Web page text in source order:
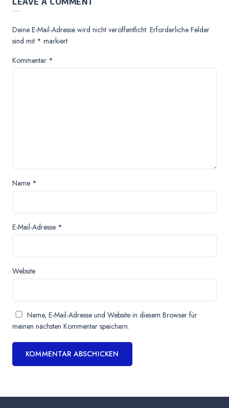
Deine E-Mail-Adresse wird nicht veröffentlicht. Erforderliche Felder
sind mit * markiert
Kommentar *
Name *
E-Mail-Adresse *
Website
Name, E-Mail-Adresse und Website in diesem Browser für
meinen nächsten Kommentar speichern.